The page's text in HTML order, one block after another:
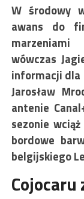
W środowy
awans do
wówczas
informacji dla
Jarosław
antenie
sezonie
bordowe
belgijskiego
Cojocaru